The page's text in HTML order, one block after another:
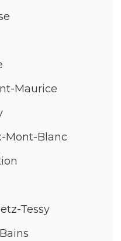
Maurice
Mont-Blanc
Tessy